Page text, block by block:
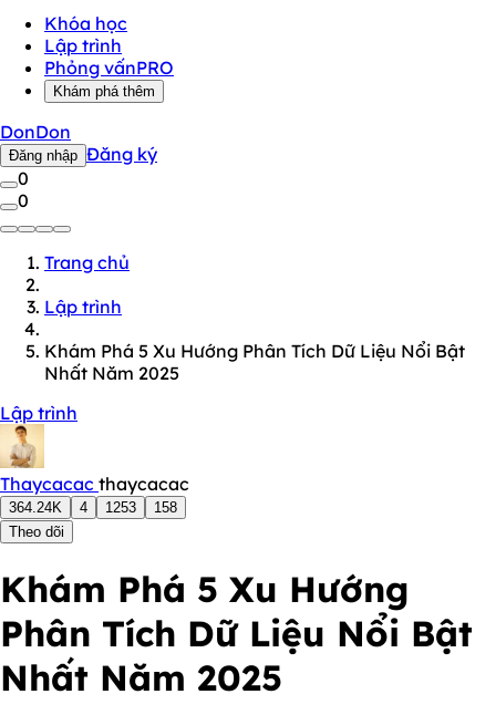
Khóa học
Lập trình
Phỏng vấnPRO
Khám phá thêm
DonDon
Đăng nhập Đăng ký
0
0
Trang chủ
Lập trình
Khám Phá 5 Xu Hướng Phân Tích Dữ Liệu Nổi Bật
Nhất Năm 2025
Lập trình
Thaycacac thaycacac
364.24K 4 1253
158
Theo dõi
Khám Phá 5 Xu Hướng
Phân Tích Dữ Liệu Nổi Bật
Nhất Năm 2025